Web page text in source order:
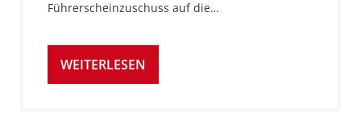
Führerscheinzuschuss auf die…
WEITERLESEN